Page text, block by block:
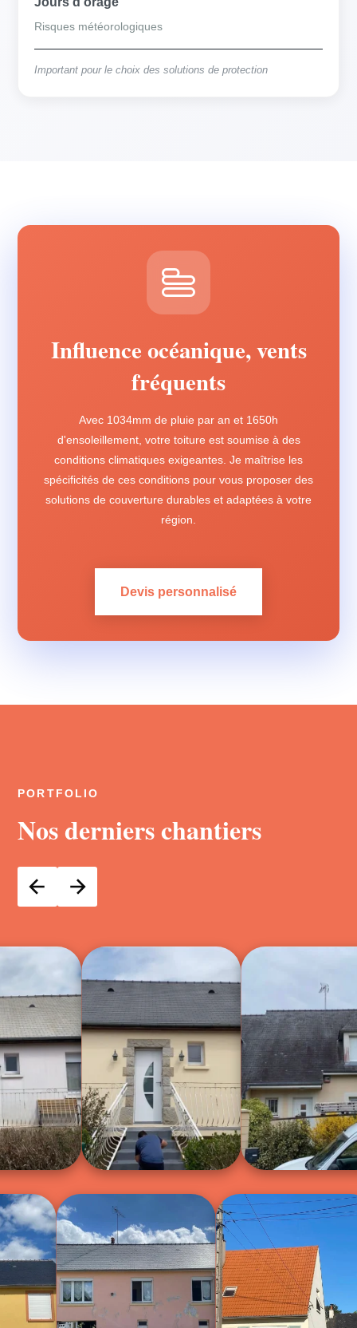
Risques météorologiques
Important pour le choix des solutions de protection
Influence océanique, vents
fréquents
Avec 1034mm de pluie par an et 1650h
d'ensoleillement, votre toiture est soumise à des
conditions climatiques exigeantes. Je maîtrise les
spécificités de ces conditions pour vous proposer des
solutions de couverture durables et adaptées à votre
région.
Devis personnalisé
PORTFOLIO
Nos derniers chantiers